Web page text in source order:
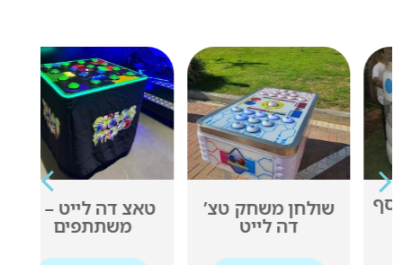
שולחן משחק טצ’
דה לייט
טאצ דה לייט – 4
משתתפים